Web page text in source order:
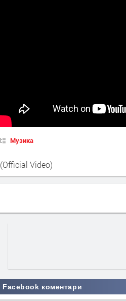
Музика
(Official Video)
Facebook коментари